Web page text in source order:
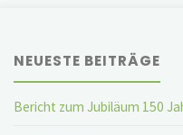
NEUESTE BEITRÄGE
Bericht zum Jubiläum 150